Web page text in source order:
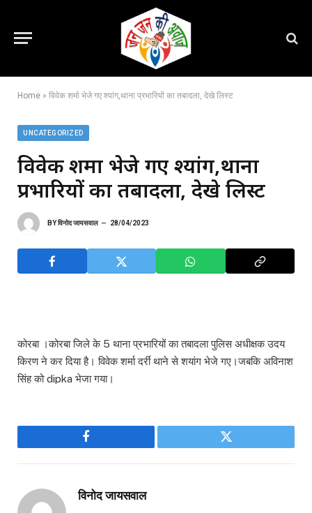
Home » विवेक शर्मा भेजे गए श्यांग,थाना प्रभारियों का तबादला, देखे लिस्ट
UNCATEGORIZED
विवेक शर्मा भेजे गए श्यांग,थाना
प्रभारियों का तबादला, देखे लिस्ट
BYविनोद जायसवाल 28/04/2023
कोरबा ।कोरबा जिले के 5 थाना प्रभारियों का तबादला पुलिस अधीक्षक उदय
किरण ने कर दिया है। विवेक शर्मा दर्री थाने से शयांग भेजे गए।जबकि अविनाश
सिंह को dipka भेजा गया।
Facebook Twitter
विनोद जायसवाल